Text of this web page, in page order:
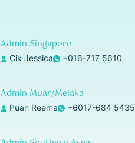
Admin Singapore
Cik Jessica +016-717 5610
Admin Muar/Melaka
Puan Reema +6017-684 5435